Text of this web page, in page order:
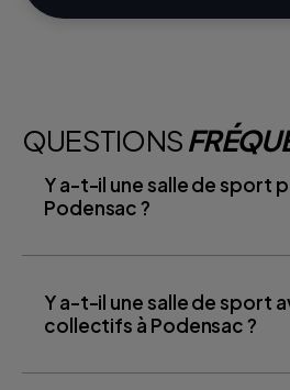
QUESTIONS
Y a-t-il une salle de sport
Podensac ?
Y a-t-il une salle de sport
collectifs à Podensac ?